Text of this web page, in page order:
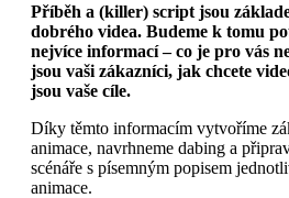
Příběh a (killer) script jsou
dobrého videa. Budeme k tomu
nejvíce informací – co je pro vás
jsou vaši zákazníci, jak chcete
jsou vaše cíle.
Díky těmto informacím vytvoříme
animace, navrhneme dabing a
scénáře s písemným popisem
animace.